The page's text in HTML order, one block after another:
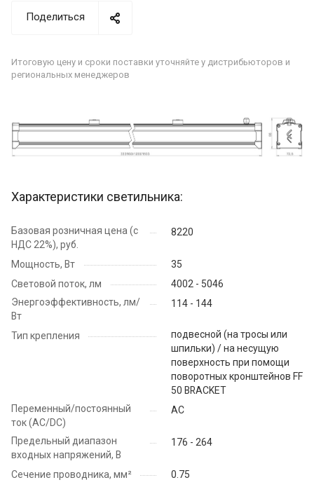
Поделиться
Итоговую цену и сроки поставки уточняйте у дистрибьюторов и
региональных менеджеров
Характеристики светильника:
Базовая розничная цена (с
НДС 22%), руб.
8220
Мощность, Вт
35
Световой поток, лм
4002 - 5046
Энергоэффективность, лм/
Вт
114 - 144
Тип крепления
подвесной (на тросы или
шпильки) / на несущую
поверхность при помощи
поворотных кронштейнов FF
50 BRACKET
Переменный/постоянный
ток (AC/DC)
AC
Предельный диапазон
входных напряжений, В
176 - 264
Сечение проводника, мм²
0.75